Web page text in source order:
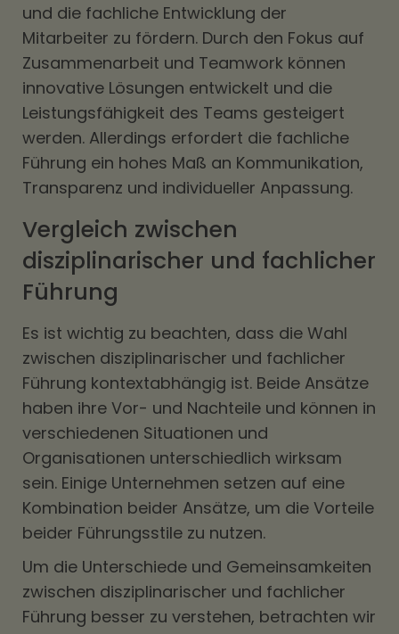
und die fachliche Entwicklung der
Mitarbeiter zu fördern. Durch den Fokus auf
Zusammenarbeit und Teamwork können
innovative Lösungen entwickelt und die
Leistungsfähigkeit des Teams gesteigert
werden. Allerdings erfordert die fachliche
Führung ein hohes Maß an Kommunikation,
Transparenz und individueller Anpassung.
Vergleich zwischen
disziplinarischer und fachlicher
Führung
Es ist wichtig zu beachten, dass die Wahl
zwischen disziplinarischer und fachlicher
Führung kontextabhängig ist. Beide Ansätze
haben ihre Vor- und Nachteile und können in
verschiedenen Situationen und
Organisationen unterschiedlich wirksam
sein. Einige Unternehmen setzen auf eine
Kombination beider Ansätze, um die Vorteile
beider Führungsstile zu nutzen.
Um die Unterschiede und Gemeinsamkeiten
zwischen disziplinarischer und fachlicher
Führung besser zu verstehen, betrachten wir